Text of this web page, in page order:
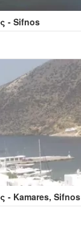
- Sifnos
- Kamares, Sifnos